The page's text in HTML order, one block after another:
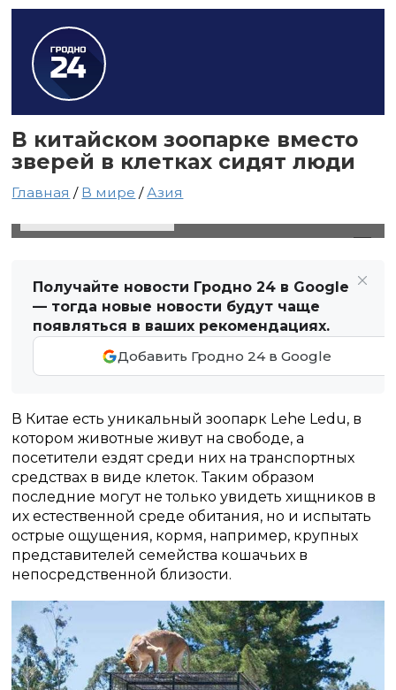
В китайском зоопарке вместо
зверей в клетках сидят люди
Главная / В мире /Азия
Получайте новости Гродно 24 в Google
— тогда новые новости будут чаще
появляться в ваших рекомендациях.
Добавить Гродно 24 в Google
В Китае есть уникальный зоопарк Lehe Ledu, в
котором животные живут на свободе, а
посетители ездят среди них на транспортных
средствах в виде клеток. Таким образом
последние могут не только увидеть хищников в
их естественной среде обитания, но и испытать
острые ощущения, кормя, например, крупных
представителей семейства кошачьих в
непосредственной близости.